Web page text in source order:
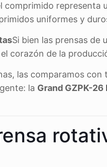
representa
uniformes y
Si bien las prensas de
corazón de la
las comparamos
la Grand GZPK-26